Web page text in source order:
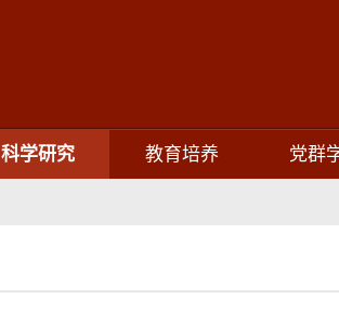
科学研究 教育培养 党群